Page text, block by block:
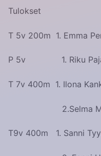
Tulokset
T 5v 200m 1. Emma
P 5v 1. Riku
T 7v 400m 1. Ilona
2.Selma
T9v 400m 1. Sanni